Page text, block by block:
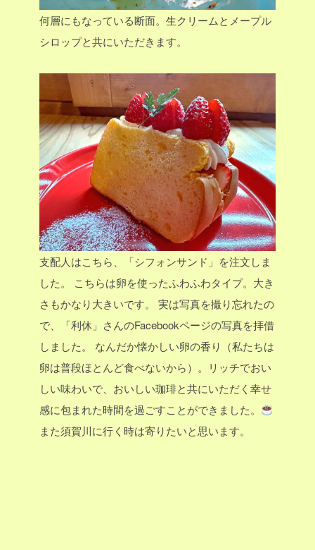
何層にもなっている断面。生クリームとメープル
シロップと共にいただきます。
支配人はこちら、「シフォンサンド」を注文しま
した。
こちらは卵を使ったふわふわタイプ。大き
さもかなり大きいです。
実は写真を撮り忘れたの
で、「利休」さんのFacebookページの写真を拝借
しました。
なんだか懐かしい卵の香り（私たちは
卵は普段ほとんど食べないから）。リッチでおい
しい味わいで、おいしい珈琲と共にいただく幸せ
感に包まれた時間を過ごすことができました。
また須賀川に行く時は寄りたいと思います。